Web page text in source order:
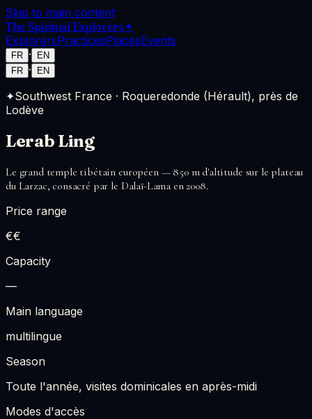
Skip to main content
The Spiritual Explorers✦
ExplorersPracticesPlacesEvents
FR ·
EN
FR · EN
✦Southwest France · Roqueredonde (Hérault), près de
Lodève
Lerab Ling
Le grand temple tibétain européen — 850 m d'altitude sur le plateau
du Larzac, consacré par le Dalaï-Lama en 2008.
Price range
€€
Capacity
—
Main language
multilingue
Season
Toute l'année, visites dominicales en après-midi
Modes d'accès